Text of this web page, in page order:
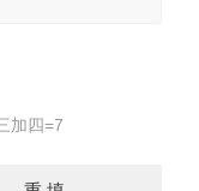
加四=7